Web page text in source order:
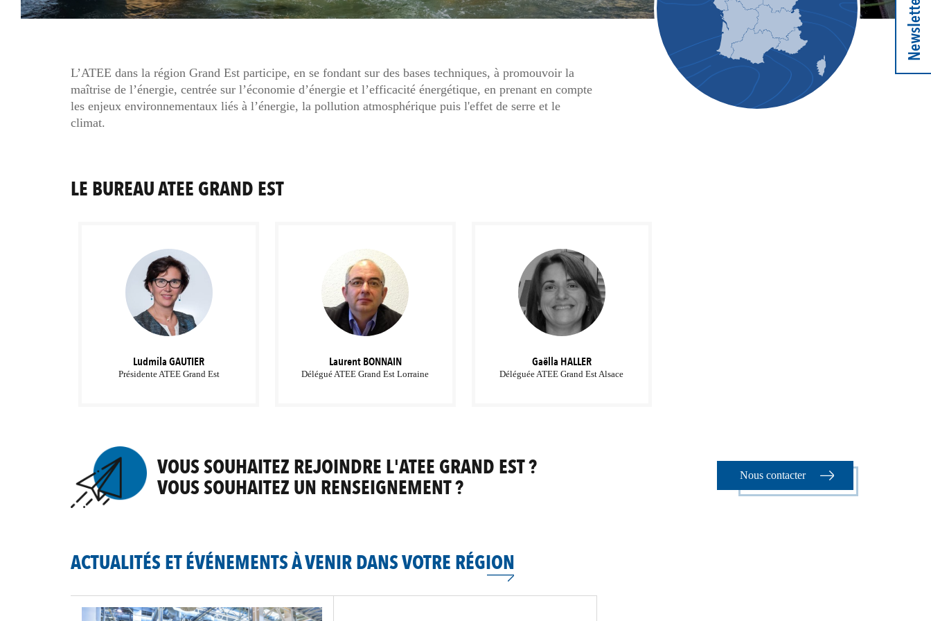
L’ATEE dans la région Grand Est participe, en se fondant sur des bases techniques, à promouvoir la
maîtrise de l’énergie, centrée sur l’économie d’énergie et l’efficacité énergétique, en prenant en compte
les enjeux environnementaux liés à l’énergie, la pollution atmosphérique puis l'effet de serre et le
climat.
LE BUREAU ATEE GRAND EST
LudmilaGAUTIER
Présidente ATEE Grand Est
LaurentBONNAIN
Délégué ATEE Grand Est Lorraine
Gaëlla HALLER
Déléguée ATEE Grand Est Alsace
VOUS SOUHAITEZ REJOINDRE L'ATEE GRAND EST ?
VOUS SOUHAITEZ UN RENSEIGNEMENT ? Nous contacter
ACTUALITÉS ET ÉVÉNEMENTS À VENIR DANS VOTRE RÉGION
Newsletter